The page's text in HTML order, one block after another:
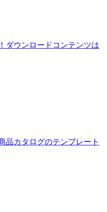
ダウンロードコンテンツは
品カタログのテンプレート